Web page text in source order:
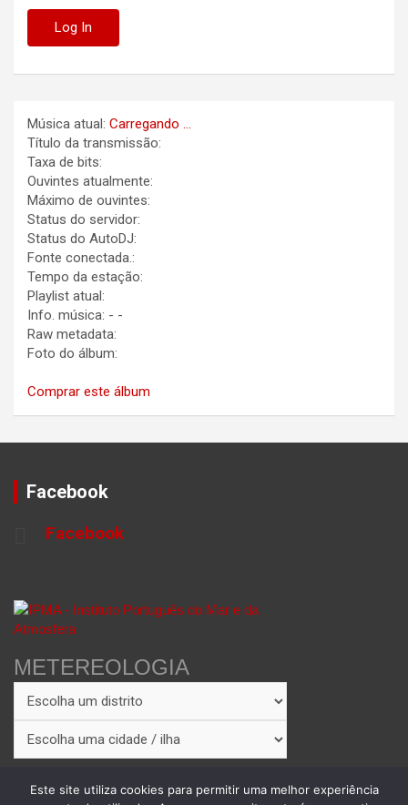
Música atual: Carregando ...
Título da transmissão:
Taxa de bits:
Ouvintes atualmente:
Máximo de ouvintes:
Status do servidor:
Status do AutoDJ:
Fonte conectada.:
Tempo da estação:
Playlist atual:
Info. música: - -
Raw metadata:
Foto do álbum:
Comprar este álbum
Facebook
Facebook
METEREOLOGIA
Este site utiliza cookies para permitir uma melhor experiência